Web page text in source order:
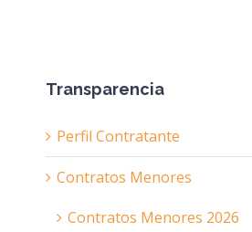
Transparencia
Perfil Contratante
Contratos Menores
Contratos Menores 2026